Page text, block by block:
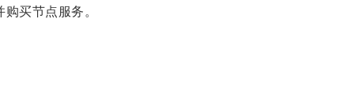
买节点服务。